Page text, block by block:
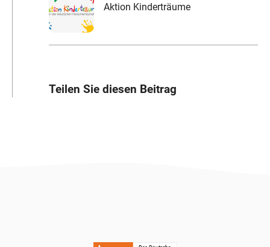
Aktion Kinderträume
Teilen Sie diesen Beitrag